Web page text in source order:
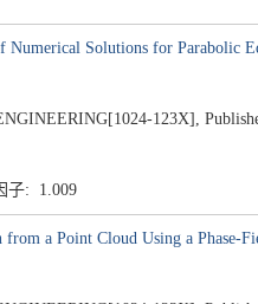
Numerical Solutions for Parabolic
123X],
子: 1.009
a Point Cloud Using a Phase-